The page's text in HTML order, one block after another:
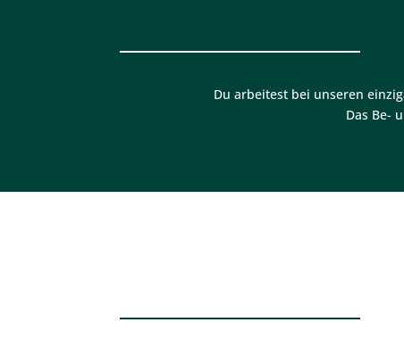
Du arbeitest bei unseren
Das Be-